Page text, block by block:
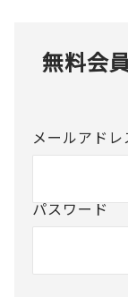
無料会
メールアドレ
パスワード